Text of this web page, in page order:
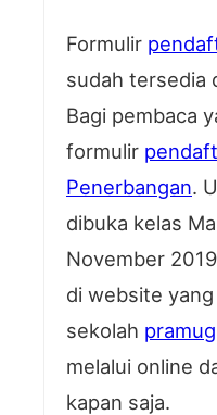
Formulir
sudah tersedia
Bagi pembaca
formulir
Penerbangan.
dibuka kelas
November
di website
sekolah
melalui online
kapan saja.